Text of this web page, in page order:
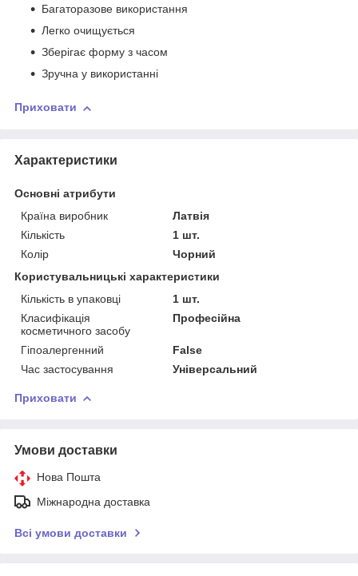
Багаторазове використання
Легко очищується
Зберігає форму з часом
Зручна у використанні
Приховати
Характеристики
Основні атрибути
Країна виробник
Латвія
Кількість
1 шт.
Колір
Чорний
Користувальницькі характеристики
Кількість в упаковці
1 шт.
Класифікація
косметичного засобу
Професійна
Гіпоалергенний
False
Час застосування
Універсальний
Приховати
Умови доставки
Нова Пошта
Міжнародна доставка
Всі умови доставки